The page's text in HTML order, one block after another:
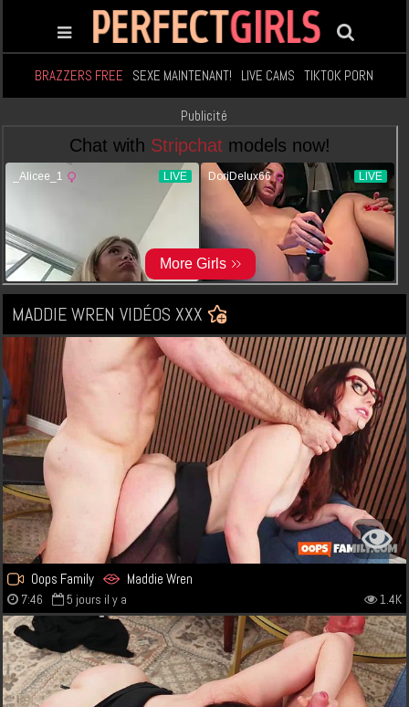
BRAZZERS FREE SEXE MAINTENANT! LIVE CAMS TIKTOK PORN
Publicité
MADDIE WREN VIDÉOS XXX
Oops Family Maddie Wren
7:46 5 jours il y a 1.4K